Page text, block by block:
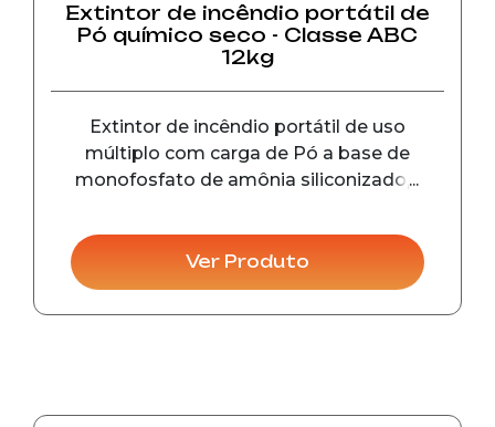
Extintor de incêndio portátil de
Pó químico seco - Classe ABC
12kg
Extintor de incêndio portátil de uso
múltiplo com carga de Pó a base de
monofosfato de amônia siliconizado,é
Ver Produto